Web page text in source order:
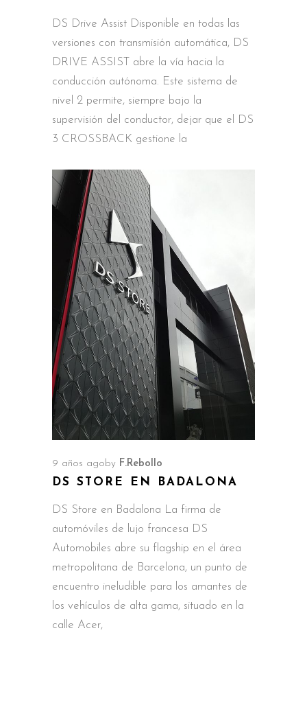
DS Drive Assist Disponible en todas las
versiones con transmisión automática, DS
DRIVE ASSIST abre la vía hacia la
conducción autónoma. Este sistema de
nivel 2 permite, siempre bajo la
supervisión del conductor, dejar que el DS
3 CROSSBACK gestione la
9 años agoby F.Rebollo
DS STORE EN BADALONA
DS Store en Badalona La firma de
automóviles de lujo francesa DS
Automobiles abre su flagship en el área
metropolitana de Barcelona, un punto de
encuentro ineludible para los amantes de
los vehículos de alta gama, situado en la
calle Acer,